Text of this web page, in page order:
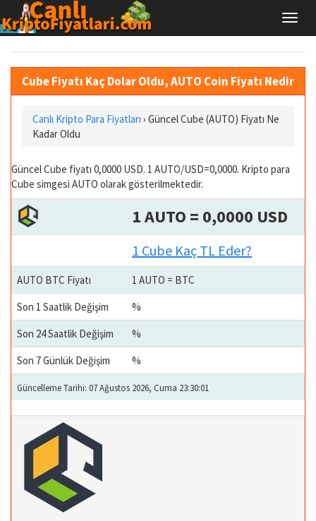
Cube Fiyatı Kaç Dolar Oldu, AUTO Coin Fiyatı Nedir
Canlı Kripto Para Fiyatları › Güncel Cube (AUTO) Fiyatı Ne
Kadar Oldu
Güncel Cube fiyatı 0,0000 USD. 1 AUTO/USD=0,0000. Kripto para
Cube simgesi AUTO olarak gösterilmektedir.
1 AUTO = 0,0000 USD
1 Cube Kaç TL Eder?
AUTO BTC Fiyatı
1 AUTO = BTC
Son 1 Saatlik Değişim
%
Son 24 Saatlik Değişim
%
Son 7 Günlük Değişim
%
Güncelleme Tarihi: 07 Ağustos 2026, Cuma 23:30:01